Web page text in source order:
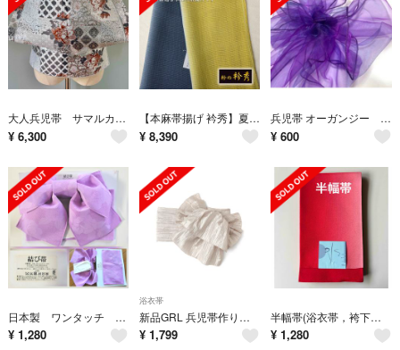
大人兵児帯 サマルカンドのバラ 長尺ジャガード兵児帯 半幅帯
¥ 6,300
【本麻帯揚げ 衿秀】夏・単衣用 (鉄紺/萌黄) 絽 手もみ風本麻ぼかし染
¥ 8,390
兵児帯 オーガンジー プチ兵児帯 大人 浴衣帯 子供
¥ 600
日本製 ワンタッチ 浴衣帯 結び帯 作り帯 パープル系 付け帯
¥ 1,280
浴衣帯
新品GRL 兵児帯作り帯 つくり帯浴衣帯 しわ加工 フリル
¥ 1,799
半幅帯(浴衣帯，袴下帯) リバーシブル 新品未使用 日本製
¥ 1,280